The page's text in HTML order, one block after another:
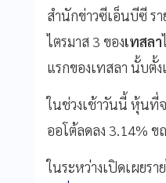
สำนักข่าวซีเอ็นบีซี ร
ไตรมาส 3 ของเทสลา
แรกของเทสลา นั้บตั้
ในช่วงเช้าวันนี้ หุ้นที่
ออโต้ลดลง 3.14%
ในระหว่างเปิดเผยร